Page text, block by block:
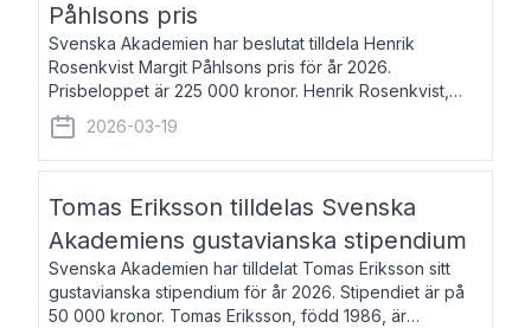
Påhlsons pris
Svenska Akademien har beslutat tilldela Henrik
Rosenkvist Margit Påhlsons pris för år 2026.
Prisbeloppet är 225 000 kronor. Henrik Rosenkvist,
född 1965, är professor i nordiska språk vid Göteborgs
universitet. Han disputerade 2004 på avhan
2026-03-19
Tomas Eriksson tilldelas Svenska
Akademiens gustavianska stipendium
Svenska Akademien har tilldelat Tomas Eriksson sitt
gustavianska stipendium för år 2026. Stipendiet är på
50 000 kronor. Tomas Eriksson, född 1986, är